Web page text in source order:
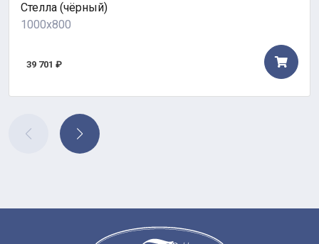
Стелла (чёрный)
1000x800
39 701 ₽